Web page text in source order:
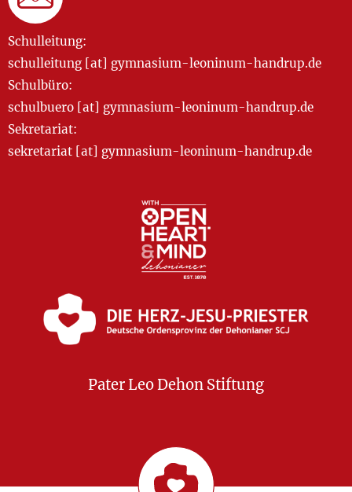
Schulleitung:
schulleitung [at] gymnasium-leoninum-handrup.de
Schulbüro:
schulbuero [at] gymnasium-leoninum-handrup.de
Sekretariat:
sekretariat [at] gymnasium-leoninum-handrup.de
Pater Leo Dehon Stiftung